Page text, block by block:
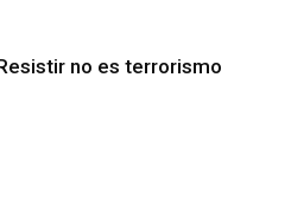
no es terrorismo